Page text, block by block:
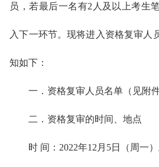
员，若最后一名有2人及以上考生
入下一环节。现将进入资格复审人
知如下：
一．资格复审人员名单（见附件
二．资格复审的时间、地点
时 间：2022年12月5日（周一